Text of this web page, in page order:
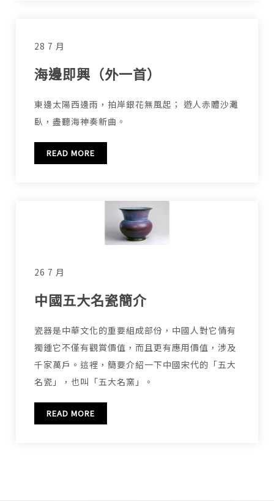
28 7 月
海邊即興（外一首）
東邊太陽西邊雨，拍岸銀花無風起； 遊人赤體沙灘
臥，盡聽海神奏新曲。
READ MORE
26 7 月
中國五大名瓷簡介
瓷器是中華文化的重要組成部份，中國人對它情有
獨鍾它不僅有觀賞價值，而且更有應用價值，涉及
千家萬戶。這裡，簡要介紹一下中國宋代的「五大
名瓷」，也叫「五大名窯」。
READ MORE